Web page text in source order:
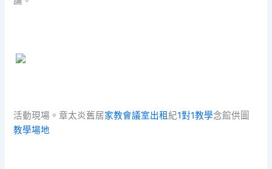
活動現場。章太炎舊居家教會議室出租 紀1對1教學念館供圖
教學場地